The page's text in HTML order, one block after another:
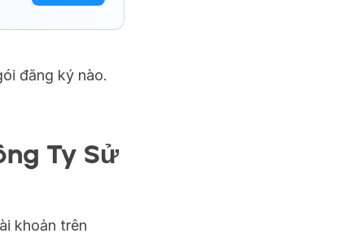
đăng ký nào.
Ty Sử
khoản trên